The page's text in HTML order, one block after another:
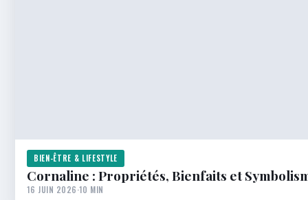
BIEN-ÊTRE & LIFESTYLE
Cornaline : Propriétés, Bienfaits et
16 JUIN 2026·10 MIN